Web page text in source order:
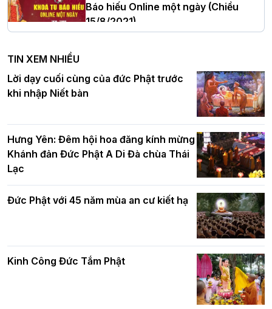
Hà Nội: Tăng Ni Trường hạ Bồ Đề trang
nghiêm tác pháp Tiền an cư PL.2570 –
DL.2026
chúc mừng Phật đản BTS GHPGVN TP.
Hà Nội
Hơn 5.000 người tham dự diễu hành,
Báo hiếu Online một ngày (Chiều
15/8/2021)
Ban Hoằng pháp TƯ tổ chức Khóa tu
Báo hiếu Online một ngày (Sáng
15/8/2021)
Tinh thần yêu nước của Phật giáo
Phật giáo chính tín Phần 9: Giải thích
TIN XEM NHIỀU
Lời dạy cuối cùng của đức Phật trước
khi nhập Niết bàn
Hưng Yên: Đêm hội hoa đăng kính mừng
Khánh đản Đức Phật A Di Đà chùa Thái
Lạc
Đức Phật với 45 năm mùa an cư kiết hạ
Kinh Công Đức Tắm Phật